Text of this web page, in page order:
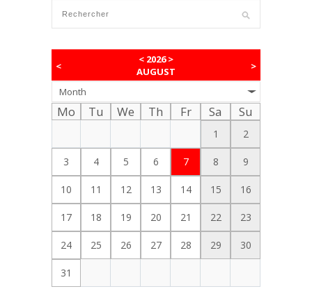
<
< 2026>
AUGUST
>
Month
Mo Tu We Th Fr Sa Su
1 2
3 4 5 6 7 8 9
10 11 12 13 14 15 16
17 18 19 20 21 22 23
24 25 26 27 28 29 30
31